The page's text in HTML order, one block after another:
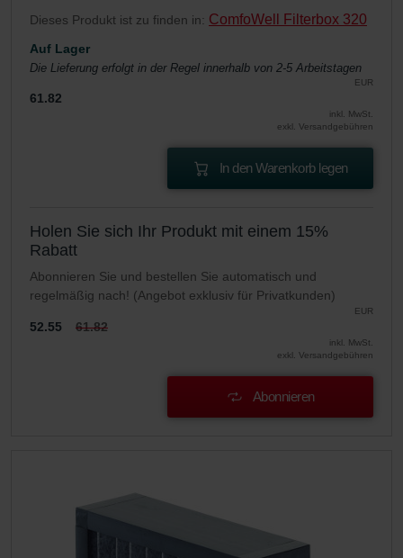
Dieses Produkt ist zu finden in: ComfoWell Filterbox 320
Auf Lager
Die Lieferung erfolgt in der Regel innerhalb von 2-5 Arbeitstagen
EUR
61.82
inkl. MwSt.
exkl. Versandgebühren
In den Warenkorb legen
Holen Sie sich Ihr Produkt mit einem 15%
Rabatt
Abonnieren Sie und bestellen Sie automatisch und
regelmäßig nach! (Angebot exklusiv für Privatkunden)
EUR
52.55 61.82
inkl. MwSt.
exkl. Versandgebühren
Abonnieren